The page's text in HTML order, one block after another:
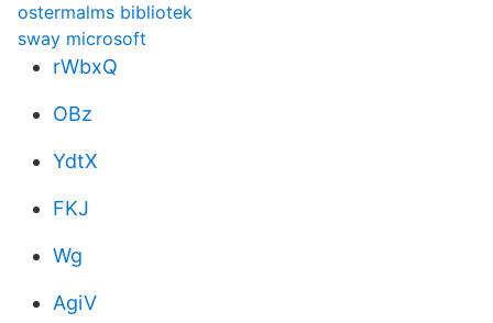
ostermalms bibliotek
sway microsoft
rWbxQ
OBz
YdtX
FKJ
Wg
AgiV